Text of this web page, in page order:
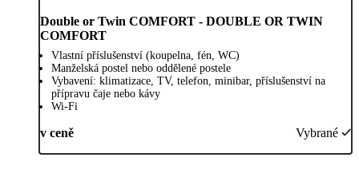
Double or Twin COMFORT - DOUBLE OR TWIN
COMFORT
Vlastní příslušenství (koupelna, fén, WC)
Manželská postel nebo oddělené postele
Vybavení: klimatizace, TV, telefon, minibar, příslušenství na
přípravu čaje nebo kávy
Wi-Fi
v ceně Vybrané